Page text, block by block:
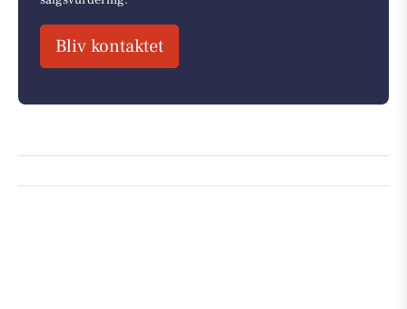
Bliv kontaktet